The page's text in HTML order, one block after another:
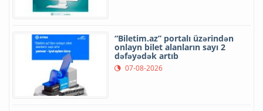
“Biletim.az” portalı üzərindən
onlayn bilet alanların sayı 2
dəfəyədək artıb
07-08-2026